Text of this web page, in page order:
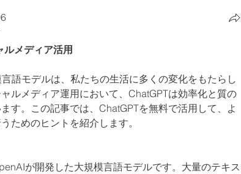
ルメディア活用
語モデルは、私たちの生活に多くの変化をもたらし
ルメディア運用において、ChatGPTは効率化と質の
す。この記事では、ChatGPTを無料で活用して、よ
ためのヒントを紹介します。
が開発した大規模言語モデルです。大量のテキス